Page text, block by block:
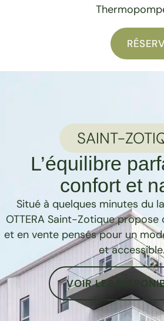
SAINT-
L’équilibre
confort et
Situé à quelques minutes du
OTTERA Saint-Zotique
et en vente pensés pour un
et accessible.
VOIR LES